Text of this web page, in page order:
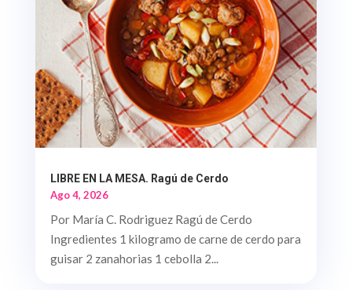
LIBRE EN LA MESA. Ragú de Cerdo
Ago 4, 2026
Por María C. Rodriguez Ragú de Cerdo
Ingredientes 1 kilogramo de carne de cerdo para
guisar 2 zanahorias 1 cebolla 2...